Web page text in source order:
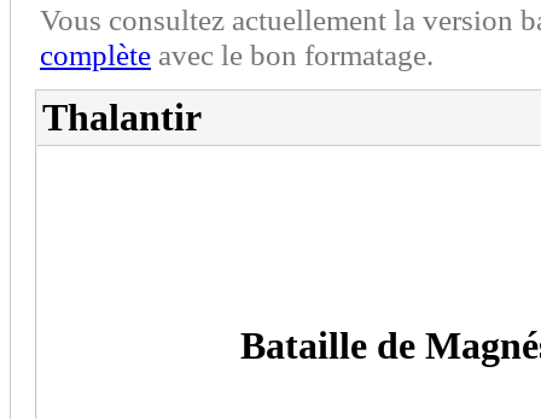
Vous consultez actuellement la version
complète avec le bon formatage.
Thalantir
Bataille de